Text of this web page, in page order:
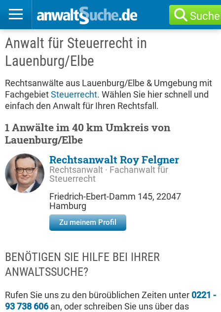
Suche
Anwalt für Steuerrecht in
Lauenburg/Elbe
Rechtsanwälte aus Lauenburg/Elbe & Umgebung mit
FachgebietSteuerrecht. Wählen Sie hier schnell und
einfach den Anwalt für Ihren Rechtsfall.
1 Anwälte im 40 km Umkreis von
Lauenburg/Elbe
Rechtsanwalt Roy Felgner
Rechtsanwalt · Fachanwalt für
Steuerrecht
Friedrich-Ebert-Damm 145, 22047
Hamburg
Zu meinem Profil
BENÖTIGEN SIE HILFE BEI IHRER
ANWALTSSUCHE?
Rufen Sie uns zu den büroüblichen Zeiten unter 0221 -
93 738 606an, oder schreiben Sie uns über das